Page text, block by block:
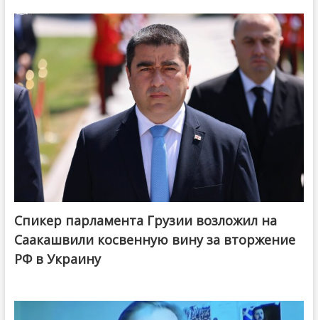
Спикер парламента Грузии возложил на
Саакашвили косвенную вину за вторжение
РФ в Украину